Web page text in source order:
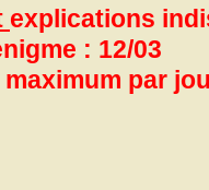
explications
: 12/03
par